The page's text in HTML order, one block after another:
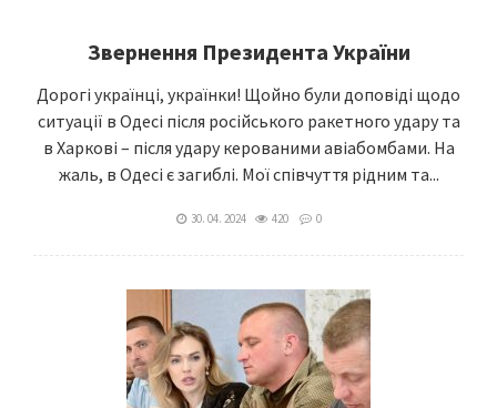
Звернення Президента України
Дорогі українці, українки! Щойно були доповіді щодо
ситуації в Одесі після російського ракетного удару та
в Харкові – після удару керованими авіабомбами. На
жаль, в Одесі є загиблі. Мої співчуття рідним та...
30. 04. 2024 420 0